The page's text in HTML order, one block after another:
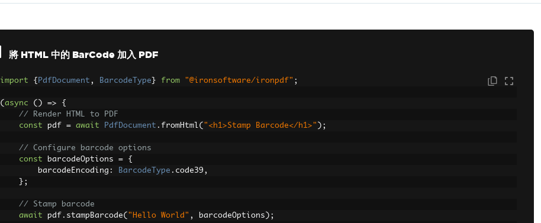
將 HTML 中的 BarCode 加入 PDF
import { PdfDocument , BarcodeType } from "@ironsoftware/ironpdf" ;
( async () =>
{
// Render HTML to PDF
const pdf = await PdfDocument . fromHtml( "<h1>Stamp Barcode</h1>" );
// Configure barcode options
const barcodeOptions =
{
        barcodeEncoding
: BarcodeType . code39 ,
};
// Stamp barcode
await pdf . stampBarcode( "Hello World" , barcodeOptions );